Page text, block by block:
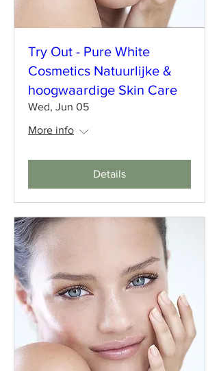
Try Out - Pure White
Cosmetics Natuurlijke &
hoogwaardige Skin Care
Wed, Jun 05
More info
Details